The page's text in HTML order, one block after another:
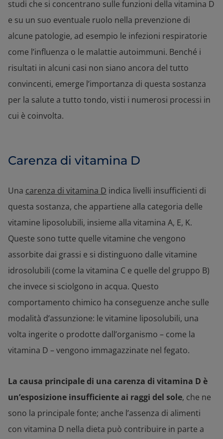
studi che si concentrano sulle funzioni della vitamina D
e su un suo eventuale ruolo nella prevenzione di
alcune patologie, ad esempio le infezioni respiratorie
come l’influenza o le malattie autoimmuni. Benché i
risultati in alcuni casi non siano ancora del tutto
convincenti, emerge l’importanza di questa sostanza
per la salute a tutto tondo, visti i numerosi processi in
cui è coinvolta.
Carenza di vitamina D
Una carenza di vitamina D indica livelli insufficienti di
questa sostanza, che appartiene alla categoria delle
vitamine liposolubili, insieme alla vitamina A, E, K.
Queste sono tutte quelle vitamine che vengono
assorbite dai grassi e si distinguono dalle vitamine
idrosolubili (come la vitamina C e quelle del gruppo B)
che invece si sciolgono in acqua. Questo
comportamento chimico ha conseguenze anche sulle
modalità d’assunzione: le vitamine liposolubili, una
volta ingerite o prodotte dall’organismo – come la
vitamina D – vengono immagazzinate nel fegato.
La causa principale di una carenza di vitamina D è
un’esposizione insufficiente ai raggi del sole, che ne
sono la principale fonte; anche l’assenza di alimenti
con vitamina D nella dieta può contribuire in parte a